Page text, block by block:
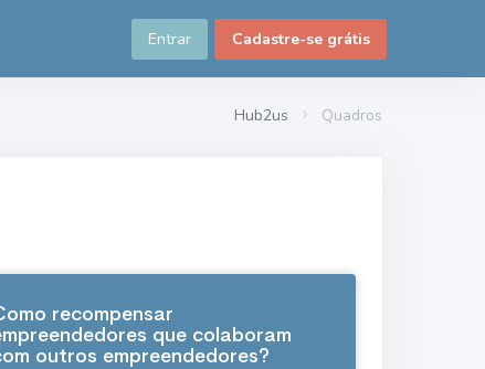
Entrar Cadastre-se grátis
Hub2us Quadros
recompensar
que colaboram
outros empreendedores?